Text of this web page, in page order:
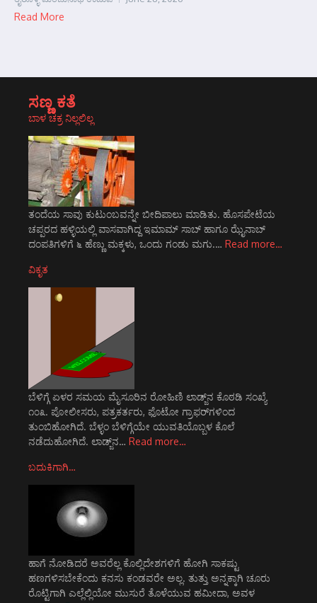
Read More
ಸಣ್ಣ ಕತೆ
ಬಾಳ ಚಕ್ರ ನಿಲ್ಲಲಿಲ್ಲ
ತಂದೆಯ ಸಾವು ಕುಟುಂಬವನ್ನೇ ಬೀದಿಪಾಲು ಮಾಡಿತು. ಹೊಸಪೇಟೆಯ
ಚಪ್ಪರದ ಹಳ್ಳಿಯಲ್ಲಿ ವಾಸವಾಗಿದ್ದ ಇಮಾಮ್ ಸಾಬ್ ಹಾಗೂ ಝೈನಾಬ್
ದಂಪತಿಗಳಿಗೆ ೬ ಹೆಣ್ಣು ಮಕ್ಕಳು, ಒಂದು ಗಂಡು ಮಗು.… Read more…
ವಿಕೃತ
ಬೆಳಿಗ್ಗೆ ಏಳರ ಸಮಯ ಮೈಸೂರಿನ ರೋಹಿಣಿ ಲಾಡ್ಜ್‌ನ ಕೊಠಡಿ ಸಂಖ್ಯೆ
೧೦೩. ಪೋಲೀಸರು, ಪತ್ರಕರ್ತರು, ಫೊಟೋ ಗ್ರಾಫರ್‌ಗಳಿಂದ
ತುಂಬಿಹೋಗಿದೆ. ಬೆಳ್ಳಂ ಬೆಳಿಗ್ಗೆಯೇ ಯುವತಿಯೊಬ್ಬಳ ಕೊಲೆ
ನಡೆದುಹೋಗಿದೆ. ಲಾಡ್ಜ್‌ನ… Read more…
ಬದುಕಿಗಾಗಿ…
ಹಾಗೆ ನೋಡಿದರೆ ಅವರೆಲ್ಲ ಕೊಲ್ಲಿದೇಶಗಳಿಗೆ ಹೋಗಿ ಸಾಕಷ್ಟು
ಹಣಗಳಿಸಬೇಕೆಂದು ಕನಸು ಕಂಡವರೇ ಅಲ್ಲ. ತುತ್ತು ಅನ್ನಕ್ಕಾಗಿ ಚೂರು
ರೊಟ್ಟಿಗಾಗಿ ಎಲ್ಲೆಲ್ಲಿಯೋ ಮುಸುರೆ ತೊಳೆಯುವ ಹಮೀದಾ, ಅವಳ